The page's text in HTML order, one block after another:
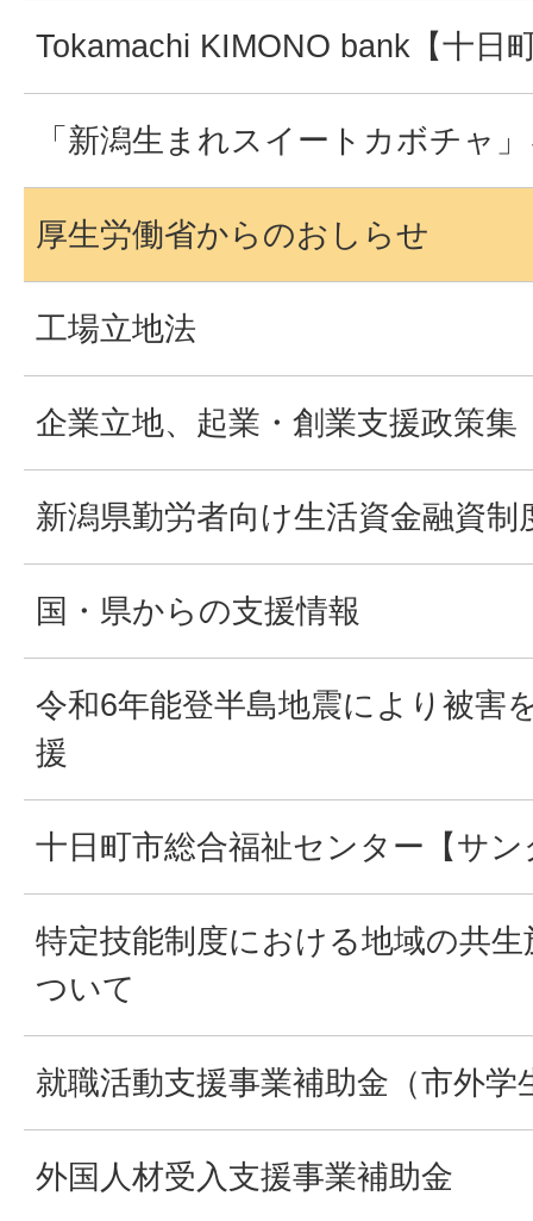
Tokamachi KIMONO bank【十日
「新潟生まれスイートカボチャ
厚生労働省からのおしらせ
工場立地法
企業立地、起業・創業支援政策集
新潟県勤労者向け生活資金融資制
国・県からの支援情報
令和6年能登半島地震により被害
援
十日町市総合福祉センター【サ
特定技能制度における地域の共
ついて
就職活動支援事業補助金（市外学
外国人材受入支援事業補助金